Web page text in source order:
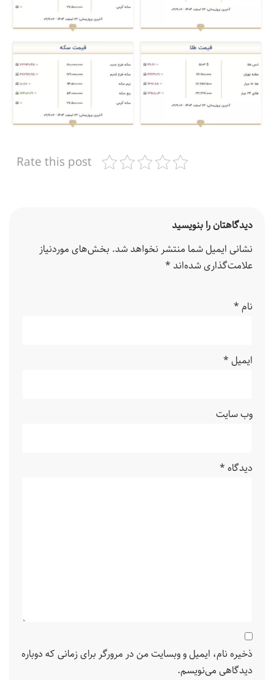
Rate this post
دیدگاهتان را بنویسید
نشانی ایمیل شما منتشر نخواهد شد. بخش‌های موردنیاز
علامت‌گذاری شده‌اند *
نام *
ایمیل *
وب‌ سایت
دیدگاه *
ذخیره نام، ایمیل و وبسایت من در مرورگر برای زمانی که دوباره
دیدگاهی می‌نویسم.